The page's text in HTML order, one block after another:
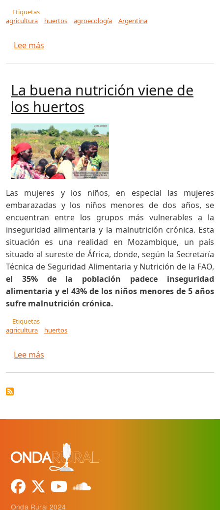
Etiquetas
agricultura
huertos agroecología Argentina
Lee más
La buena nutrición viene de
los huertos
Las mujeres y los niños, en especial las mujeres
embarazadas y los niños menores de dos años, se
encuentran entre los grupos más vulnerables a la
inseguridad alimentaria y la malnutrición crónica. Esta
situación es una realidad en Mozambique, un país
situado al sureste de África, donde, según la Secretaría
Técnica de Seguridad Alimentaria y Nutrición de la FAO,
el 35% de la población padece inseguridad
alimentaria y el 43% de los niños menores de 5 años
sufre malnutrición crónica.
Etiquetas
agricultura
huertos
Lee más
Onda Rural 2024